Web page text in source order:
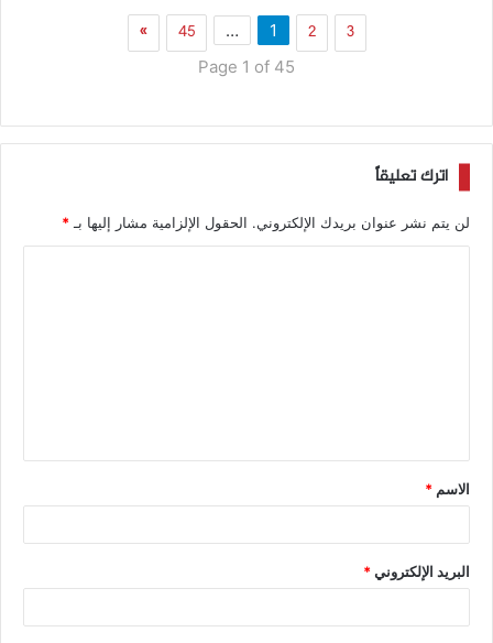
1 2 3
…
45
»
Page 1 of 45
اترك تعليقاً
لن يتم نشر عنوان بريدك الإلكتروني. الحقول الإلزامية مشار إليها بـ *
الاسم *
البريد الإلكتروني*